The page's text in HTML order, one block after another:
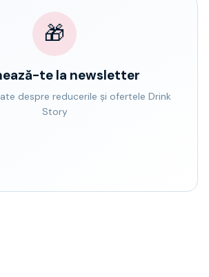
🎁
te la newsletter
despre reducerile și ofertele Drink
Story